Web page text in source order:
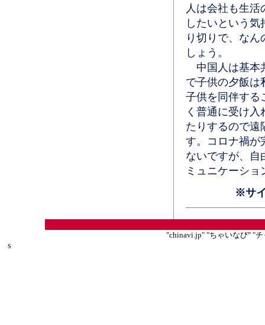
人は会社も生
したいという
り切りで、な
しょう。
中国人は基本
で子供の夕飯は
子供を同伴する
く普通に受け
たりするので遠
す。コロナ禍が
ないですが、自
ミュニケーシ
※サ
"chinavi.jp" "ちゃいなび" "
s